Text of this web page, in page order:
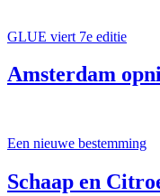
GLUE viert 7e editie
Amsterdam
Een nieuwe bestemming
Schaap en